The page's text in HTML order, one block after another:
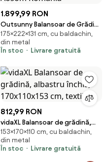
1.899,99 RON
Outsunny Balansoar de Grădină
cu 3 Locuri și Acoperiș Reglabil,
Balansoar de Exterior din Metal
cu Tăvi pentru Băuturi, Perne
pentru Terasă sau Balcon,
222x131x175 cm, Maro | Aosom
Romania
175×222×131 cm, cu baldachin,
din metal
În stoc
Livrare gratuită
812,99 RON
vidaXL Balansoar de grădină,
albastru închis, 170x110x153 cm,
textil
153×170×110 cm, cu baldachin,
din metal
În stoc
Livrare gratuită